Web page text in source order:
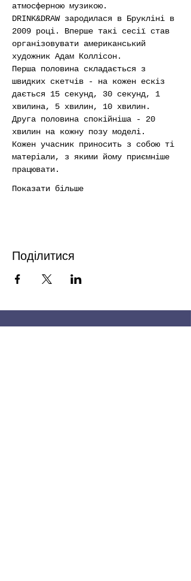
атмосферною музикою.
DRINK&DRAW зародилася в Брукліні в
2009 році. Вперше такі сесії став
організовувати американський
художник Адам Коллісон.
Перша половина складається з
швидких скетчів - на кожен ескіз
дається 15 секунд, 30 секунд, 1
хвилина, 5 хвилин, 10 хвилин.
Друга половина спокійніша - 20
хвилин на кожну позу моделі.
Кожен учасник приносить з собою ті
матеріали, з якими йому приємніше
працювати.
Показати більше
Поділитися